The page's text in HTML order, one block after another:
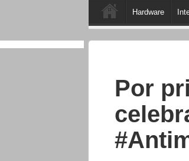
Hardware
Por